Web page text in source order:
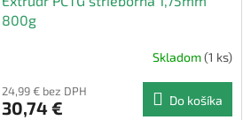
800g
Skladom(1 ks)
24,99 € bez DPH
30,74 € Do košíka